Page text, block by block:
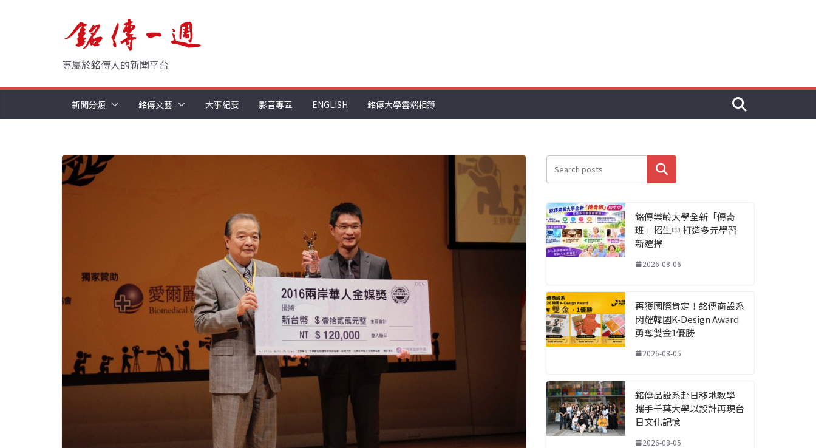
專屬於銘傳人的新聞平台
新聞分類 銘傳文藝 大事紀要 影音專區 ENGLISH 銘傳大學雲端相簿
搜尋
銘傳樂齡大學全新「傳奇
班」招生中 打造多元學習
新選擇
2026-08-06
再獲國際肯定！銘傳商設系
閃耀韓國K-Design Award
勇奪雙金1優勝
2026-08-05
銘傳品設系赴日移地教學
攜手千葉大學以設計再現台
日文化記憶
2026-08-05